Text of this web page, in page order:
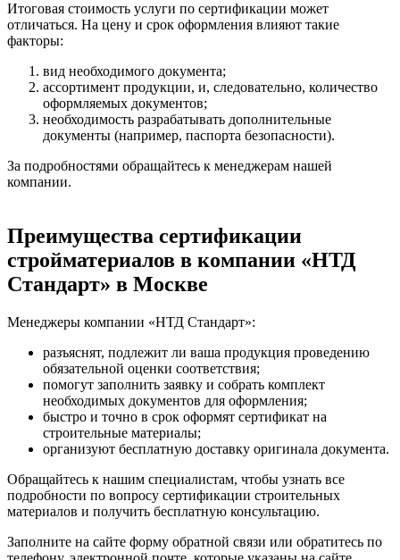
Итоговая стоимость услуги по сертификации может
отличаться. На цену и срок оформления влияют такие
факторы:
вид необходимого документа;
ассортимент продукции, и, следовательно, количество
оформляемых документов;
необходимость разрабатывать дополнительные
документы (например, паспорта безопасности).
За подробностями обращайтесь к менеджерам нашей
компании.
Преимущества сертификации
стройматериалов в компании «НТД
Стандарт» в Москве
Менеджеры компании «НТД Стандарт»:
разъяснят, подлежит ли ваша продукция проведению
обязательной оценки соответствия;
помогут заполнить заявку и собрать комплект
необходимых документов для оформления;
быстро и точно в срок оформят сертификат на
строительные материалы;
организуют бесплатную доставку оригинала документа.
Обращайтесь к нашим специалистам, чтобы узнать все
подробности по вопросу сертификации строительных
материалов и получить бесплатную консультацию.
Заполните на сайте форму обратной связи или обратитесь по